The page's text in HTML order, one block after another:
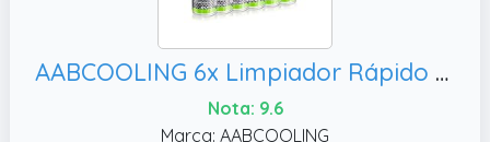
AABCOOLING 6x Limpiador Rápido para Frenos 500ml, Ideal para Coche y Moto
Nota: 9.6
Marca: AABCOOLING